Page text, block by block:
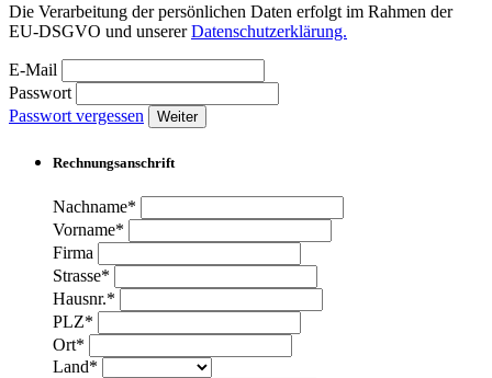
Die Verarbeitung der persönlichen Daten erfolgt im Rahmen der
EU-DSGVO und unsererDatenschutzerklärung.
E-Mail
Passwort
Passwort vergessen
Weiter
Rechnungsanschrift
Nachname*
Vorname*
Firma
Strasse*
Hausnr.*
PLZ*
Ort*
Land*